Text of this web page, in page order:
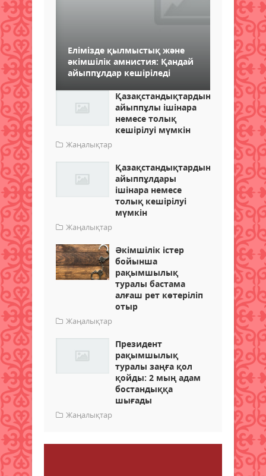
Елімізде қылмыстық және
әкімшілік амнистия: Қандай
айыппұлдар кешіріледі
Қазақстандықтардың
айыппұлы ішінара
немесе толық
кешірілуі мүмкін
Жаңалықтар
Қазақстандықтардың
айыппұлдары
ішінара немесе
толық кешірілуі
мүмкін
Жаңалықтар
Әкімшілік істер
бойынша
рақымшылық
туралы бастама
алғаш рет көтеріліп
отыр
Жаңалықтар
Президент
рақымшылық
туралы заңға қол
қойды: 2 мың адам
бостандыққа
шығады
Жаңалықтар